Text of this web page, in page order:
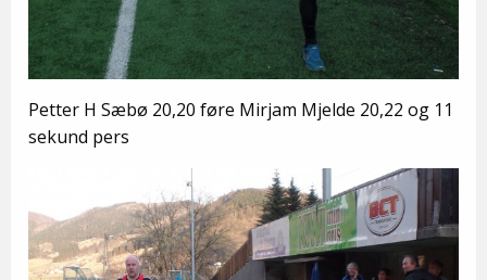
Petter H Sæbø 20,20 føre Mirjam Mjelde 20,22 og 11
sekund pers